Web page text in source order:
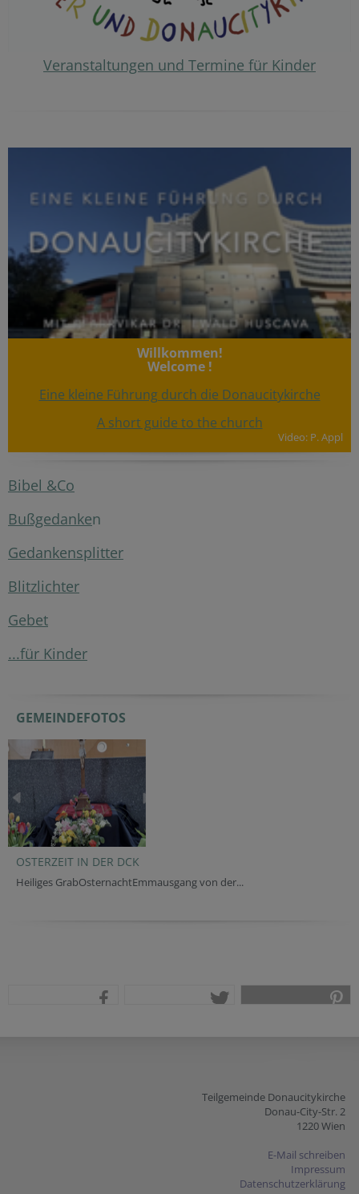
Veranstaltungen und Termine für Kinder
Willkommen!
Welcome !
Eine kleine Führung durch die Donaucitykirche
A short guide to the church
Video: P. Appl
Bibel &Co
Bußgedanken
Gedankensplitter
Blitzlichter
Gebet
...für Kinder
GEMEINDEFOTOS
OSTERZEIT IN DER DCK
Heiliges GrabOsternachtEmmausgang von der...
Teilgemeinde Donaucitykirche
Donau-City-Str. 2
1220 Wien
E-Mail schreiben
Impressum
Datenschutzerklärung